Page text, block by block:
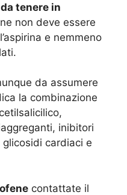
tenere in
non deve essere
e nemmeno
da assumere
la combinazione
inibitori
cardiaci e
contattate il